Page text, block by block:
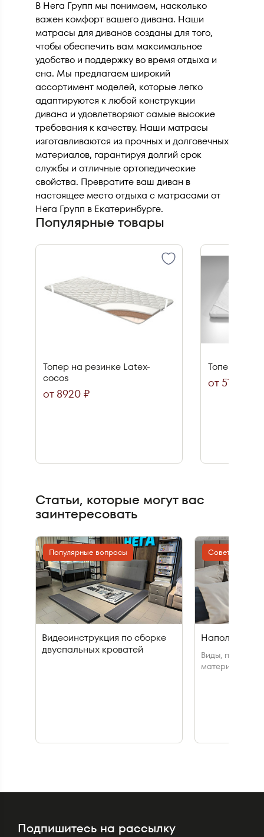
В Нега Групп мы понимаем, насколько
важен комфорт вашего дивана. Наши
матрасы для диванов созданы для того,
чтобы обеспечить вам максимальное
удобство и поддержку во время отдыха и
сна. Мы предлагаем широкий
ассортимент моделей, которые легко
адаптируются к любой конструкции
дивана и удовлетворяют самые высокие
требования к качеству. Наши матрасы
изготавливаются из прочных и долговечных
материалов, гарантируя долгий срок
службы и отличные ортопедические
свойства. Превратите ваш диван в
настоящее место отдыха с матрасами от
Нега Групп в Екатеринбурге.
Популярные товары
Топер на резинке Latex-
cocos
от 8920 ₽
Топер на
от 5140 ₽
Статьи, которые могут вас
заинтересовать
Популярные вопросы
Видеоинструкция по сборке
двуспальных кроватей
Советы для
Наполнители
Виды, плюсы и
материалов
Подпишитесь на рассылку